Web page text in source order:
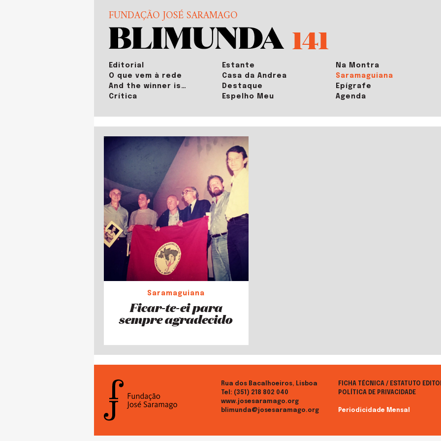
FUNDAÇÃO JOSÉ SARAMAGO
141
Editorial
O que vem à rede
And the winner is…
Crítica
Estante
Casa da Andrea
Destaque
Espelho Meu
Na Montra
Saramaguiana
Epígrafe
Agenda
Saramaguiana
Ficar-te-ei para
sempre agradecido
Rua dos Bacalhoeiros, Lisboa
Tel: (351) 218 802 040
www.josesaramago.org
blimunda@josesaramago.org
FICHA TÉCNICA / ESTATUTO
POLÍTICA DE PRIVACIDADE
Periodicidade Mensal